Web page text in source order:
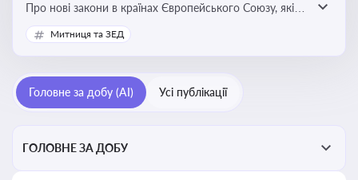
Про нові закони в країнах Європейського Союзу, які
впливають на умови торгівлі, трудової міграції,
інтеграції та перспективу членства України в
Митниця та ЗЕД
Головне за добу (AI) Усі публікації
ГОЛОВНЕ ЗА ДОБУ